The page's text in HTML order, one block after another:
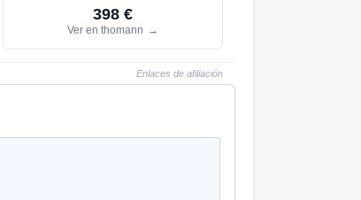
398 €
Ver en thomann →
Enlaces de afiliación